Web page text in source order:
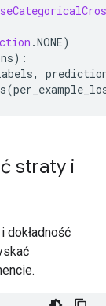
.NONE)
):
,
(
straty i
dokładność